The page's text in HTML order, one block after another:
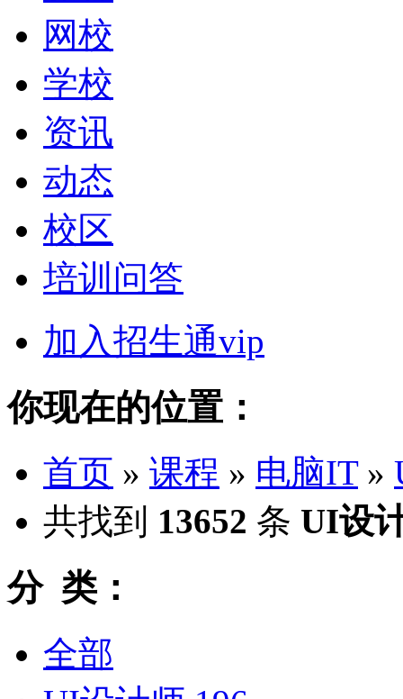
网校
学校
资讯
动态
校区
培训问答
加入招生通vip
你现在的位置：
首页 » 课程 » 电脑IT»
共找到 13652 条 UI设
分 类：
全部